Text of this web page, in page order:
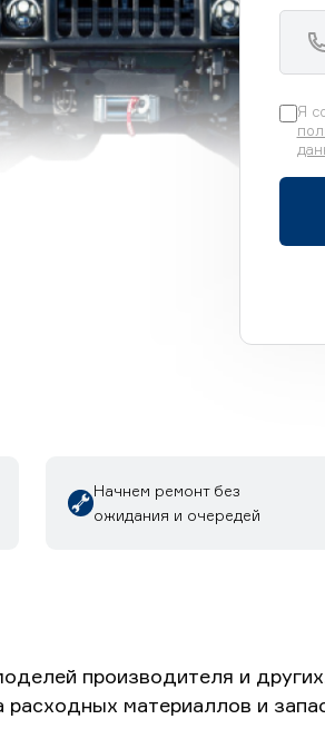
Я
Начнем ремонт без
ожидания и очередей
производителя и
материаллов и